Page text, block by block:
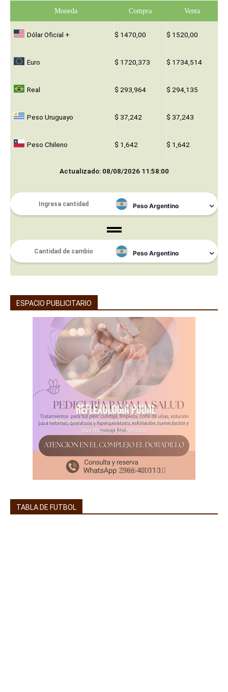
Moneda Compra Venta
Dólar Oficial + $ 1470,00 $ 1520,00
Euro $ 1720,373 $ 1734,514
Real $ 293,964 $ 294,135
Peso Uruguayo $ 37,242 $ 37,243
Peso Chileno $ 1,642 $ 1,642
Actualizado: 08/08/2026 11:58:00
ESPACIO PUBLICITARIO
TABLA DE FUTBOL